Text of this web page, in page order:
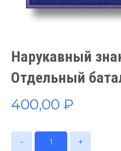
Нарукавный
Отдельный
400,00₽
- +